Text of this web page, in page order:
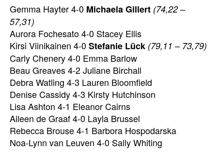
Gemma Hayter 4-0 Michaela Gillert (74,22 –
57,31)
Aurora Fochesato 4-0 Stacey Ellis
Kirsi Viinikainen 4-0Stefanie Lück (79,11 – 73,79)
Carly Chenery 4-0 Emma Barlow
Beau Greaves 4-2 Juliane Birchall
Debra Watling 4-3 Lauren Bloomfield
Denise Cassidy 4-3 Kirsty Hutchinson
Lisa Ashton 4-1 Eleanor Cairns
Aileen de Graaf 4-0 Layla Brussel
Rebecca Brouse 4-1 Barbora Hospodarska
Noa-Lynn van Leuven 4-0 Sally Whiting